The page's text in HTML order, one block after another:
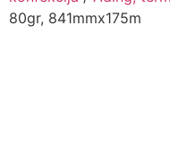
80gr, 841mmx175m